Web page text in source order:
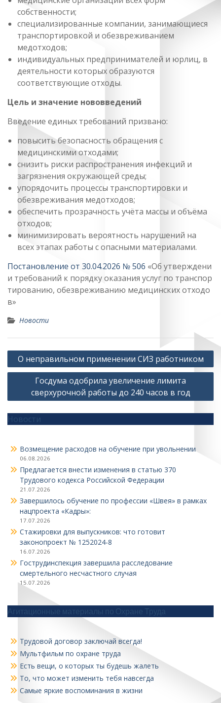
собственности;
специализированные компании, занимающиеся
транспортировкой и обезвреживанием
медотходов;
индивидуальных предпринимателей и юрлиц, в
деятельности которых образуются
соответствующие отходы.
Цель и значение нововведений
Введение единых требований призвано:
повысить безопасность обращения с
медицинскими отходами;
снизить риски распространения инфекций и
загрязнения окружающей среды;
упорядочить процессы транспортировки и
обезвреживания медотходов;
обеспечить прозрачность учёта массы и объёма
отходов;
минимизировать вероятность нарушений на
всех этапах работы с опасными материалами.
Постановление от 30.04.2026 № 506 «Об утверждени
и требований к порядку оказания услуг по транспор
тированию, обезвреживанию медицинских отходо
в»
Новости
Навигация
по
записям
О неправильном применении СИЗ работником
Госдума одобрила увеличение лимита
сверхурочной работы до 240 часов в год
Новости
Возмещение расходов на обучение при увольнении
06.08.2026
Предлагается внести изменения в статью 370
Трудового кодекса Российской Федерации
21.07.2026
Завершилось обучение по профессии «Швея» в рамках
нацпроекта «Кадры»:
17.07.2026
Стажировки для выпускников: что готовит
законопроект № 1252024‑8
16.07.2026
Гострудинспекция завершила расследование
смертельного несчастного случая
15.07.2026
Агитационные материалы по Охране Труда
Трудовой договор заключай всегда!
Мультфильм по охране труда
Есть вещи, о которых ты будешь жалеть
То, что может изменить тебя навсегда
Самые яркие воспоминания в жизни